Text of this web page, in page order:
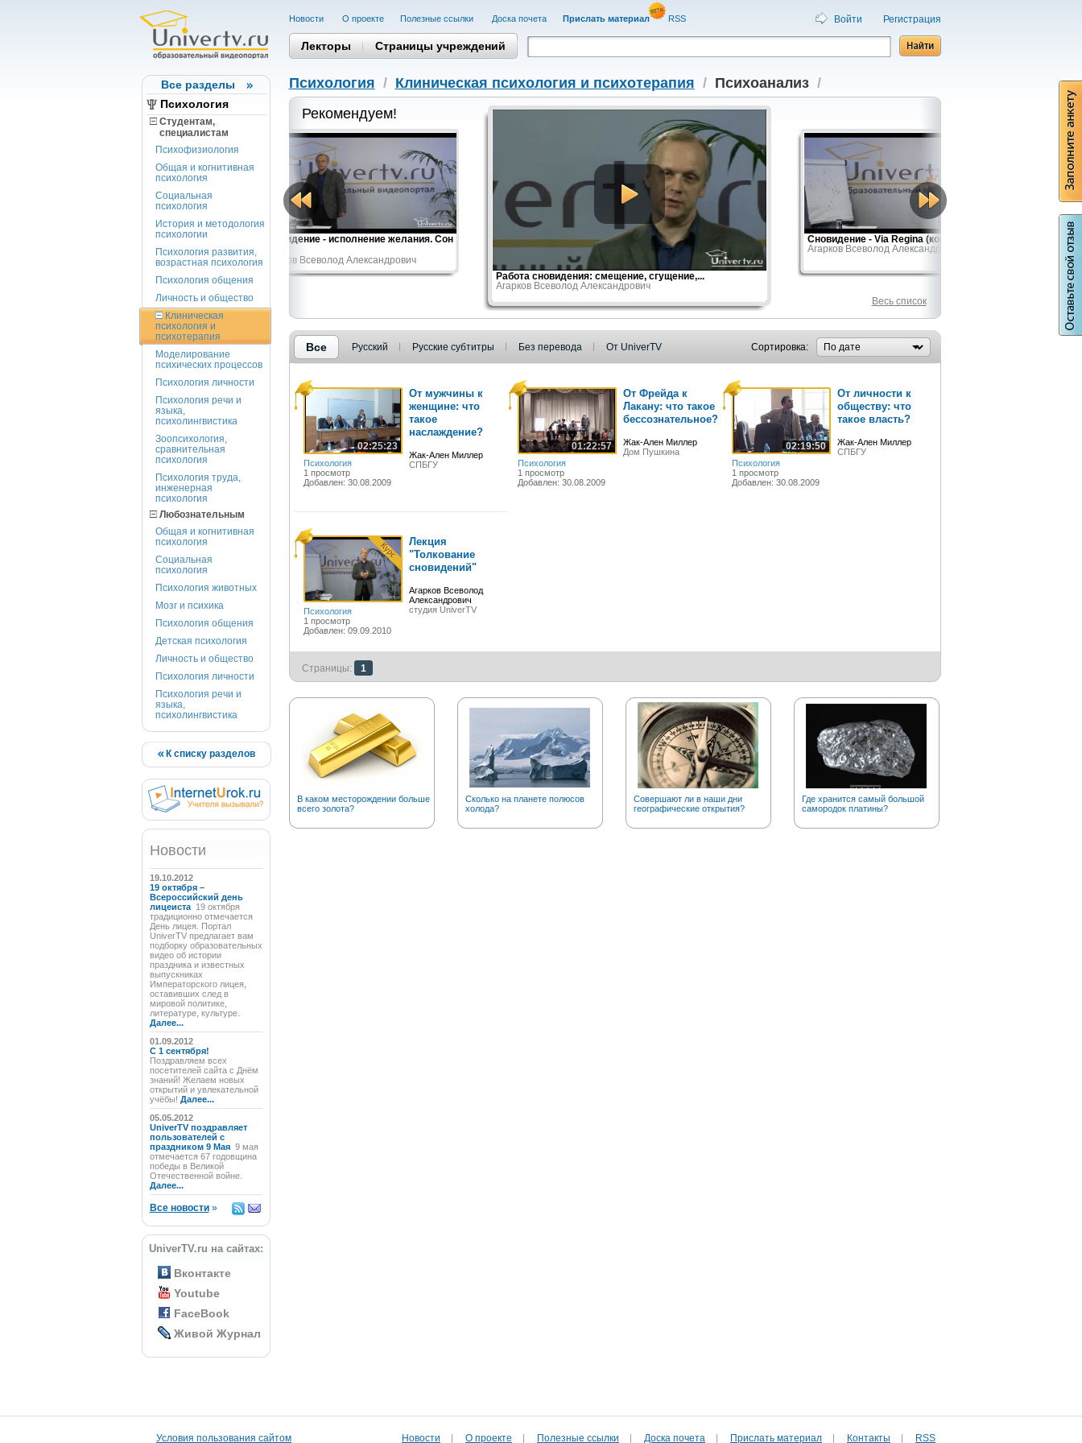
Все разделы
Психология
Студентам,
cпециалистам
Психофизиология
Общая и когнитивная
психология
Социальная
психология
История и методология
психологии
Психология развития,
возрастная психология
Психология общения
Личность и общество
Клиническая
психология и
психотерапия
Моделирование
психических процессов
Психология личности
Психология речи и
языка,
психолингвистика
Зоопсихология,
сравнительная
психология
Психология труда,
инженерная
психология
Любознательным
Общая и когнитивная
психология
Социальная
психология
Психология животных
Мозг и психика
Психология общения
Детская психология
Личность и общество
Психология личности
Психология речи и
языка,
психолингвистика
К списку разделов
Новости
19.10.2012
19 октября –
Всероссийский день
лицеиста 19 октября
традиционно отмечается
День лицея. Портал
UniverTV предлагает вам
подборку образовательных
видео об истории
праздника и известных
выпускниках
Императорского лицея,
оставивших след в
мировой политике,
литературе, культуре.
Далее...
01.09.2012
C 1 сентября!
Поздравляем всех
посетителей сайта с Днём
знаний! Желаем новых
открытий и увлекательной
учёбы! Далее...
05.05.2012
UniverTV поздравляет
пользователей с
праздником 9 Мая 9 мая
отмечается 67 годовщина
победы в Великой
Отечественной войне.
Далее...
Все новости»
UniverTV.ru на сайтах:
Вконтакте
Youtube
FaceBook
Живой Журнал
Новости О проекте Полезные cсылки Доска почета Прислать материал RSS Войти Регистрация
Лекторы Страницы учреждений
Психология / Клиническая психология и психотерапия / Психоанализ/
Весь список
Рекомендуем!
От личности к обществу: что такое
Сновидение - исполнение желания. Сон
Агарков Всеволод Александрович
Работа сновидения: смещение, сгущение,...
Агарков Всеволод Александрович
Сновидение - Via Regina (королевская...
Агарков Всеволод Александрович
От
Жак-
Все Русский Русские субтитры Без перевода От UniverTV Сортировка:
02:25:23
Психология
1 просмотр
Добавлен: 30.08.2009
От мужчины к
женщине: что
такое
наслаждение?
Жак-Ален Миллер
СПБГУ
01:22:57
Психология
1 просмотр
Добавлен: 30.08.2009
От Фрейда к
Лакану: что такое
бессознательное?
Жак-Ален Миллер
Дом Пушкина
02:19:50
Психология
1 просмотр
Добавлен: 30.08.2009
От личности к
обществу: что
такое власть?
Жак-Ален Миллер
СПБГУ
Психология
1 просмотр
Добавлен: 09.09.2010
Лекция
"Толкование
сновидений"
Агарков Всеволод
Александрович
студия UniverTV
Страницы: 1
В каком месторождении больше
всего золота?
Сколько на планете полюсов
холода?
Совершают ли в наши дни
географические открытия?
Где хранится самый большой
самородок платины?
Условия пользования сайтом Новости О проекте Полезные cсылки Доска почета Прислать материал Контакты RSS